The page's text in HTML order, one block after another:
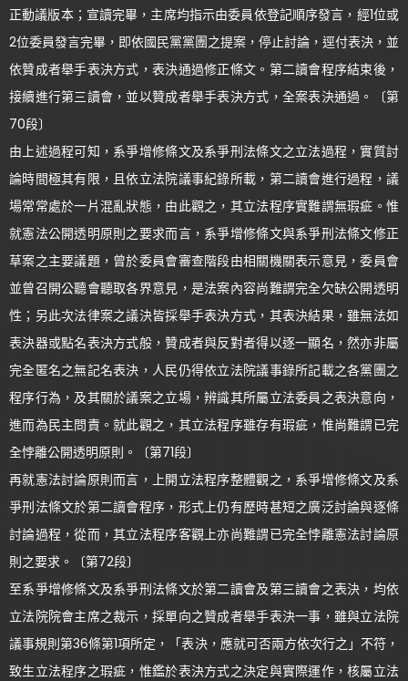
正動議版本；宣讀完畢，主席均指示由委員依登記順序發言，經1位或
2位委員發言完畢，即依國民黨黨團之提案，停止討論，逕付表決，並
依贊成者舉手表決方式，表決通過修正條文。第二讀會程序結束後，
接續進行第三讀會，並以贊成者舉手表決方式，全案表決通過。〔第
70段〕
由上述過程可知，系爭增修條文及系爭刑法條文之立法過程，實質討
論時間極其有限，且依立法院議事紀錄所載，第二讀會進行過程，議
場常常處於一片混亂狀態，由此觀之，其立法程序實難謂無瑕疵。惟
就憲法公開透明原則之要求而言，系爭增修條文與系爭刑法條文修正
草案之主要議題，曾於委員會審查階段由相關機關表示意見，委員會
並曾召開公聽會聽取各界意見，是法案內容尚難謂完全欠缺公開透明
性；另此次法律案之議決皆採舉手表決方式，其表決結果，雖無法如
表決器或點名表決方式般，贊成者與反對者得以逐一顯名，然亦非屬
完全匿名之無記名表決，人民仍得依立法院議事錄所記載之各黨團之
程序行為，及其關於議案之立場，辨識其所屬立法委員之表決意向，
進而為民主問責。就此觀之，其立法程序雖存有瑕疵，惟尚難謂已完
全悖離公開透明原則。〔第71段〕
再就憲法討論原則而言，上開立法程序整體觀之，系爭增修條文及系
爭刑法條文於第二讀會程序，形式上仍有歷時甚短之廣泛討論與逐條
討論過程，從而，其立法程序客觀上亦尚難謂已完全悖離憲法討論原
則之要求。〔第72段〕
至系爭增修條文及系爭刑法條文於第二讀會及第三讀會之表決，均依
立法院院會主席之裁示，採單向之贊成者舉手表決一事，雖與立法院
議事規則第36條第1項所定，「表決，應就可否兩方依次行之」不符，
致生立法程序之瑕疵，惟鑑於表決方式之決定與實際運作，核屬立法